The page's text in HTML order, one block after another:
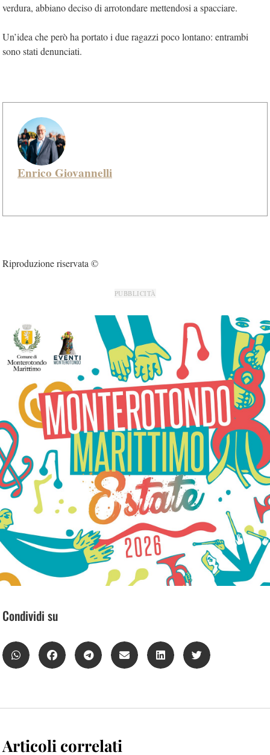
verdura, abbiano deciso di arrotondare mettendosi a spacciare.
Un’idea che però ha portato i due ragazzi poco lontano: entrambi
sono stati denunciati.
Enrico Giovannelli
Riproduzione riservata ©
PUBBLICITÀ
Condividi su
Articoli correlati